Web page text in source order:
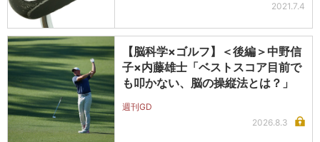
2021.7.4
【脳科学×ゴルフ】＜後編＞中野信
子×内藤雄士「ベストスコア目前で
も叩かない、脳の操縦法とは？」
週刊GD
2026.8.3